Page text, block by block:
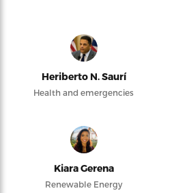
Heriberto N. Saurí
Health and emergencies
Kiara Gerena
Renewable Energy